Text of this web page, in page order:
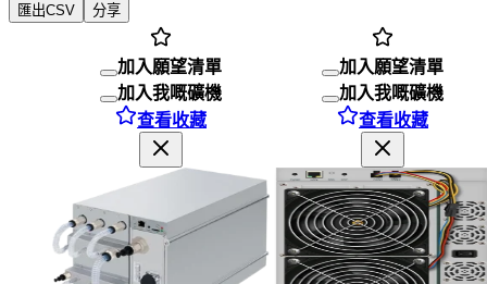
匯出CSV 分享
加入願望清單
加入我嘅礦機
查看收藏
加入願望清單
加入我嘅礦機
查看收藏